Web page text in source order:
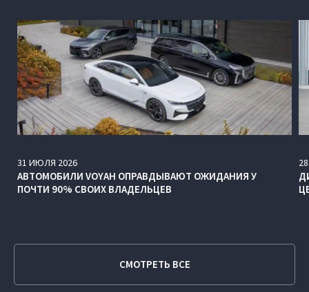
31 ИЮЛЯ 2026
АВТОМОБИЛИ VOYAH ОПРАВДЫВАЮТ ОЖИДАНИЯ У
ПОЧТИ 90% СВОИХ ВЛАДЕЛЬЦЕВ
28
СМОТРЕТЬ ВСЕ